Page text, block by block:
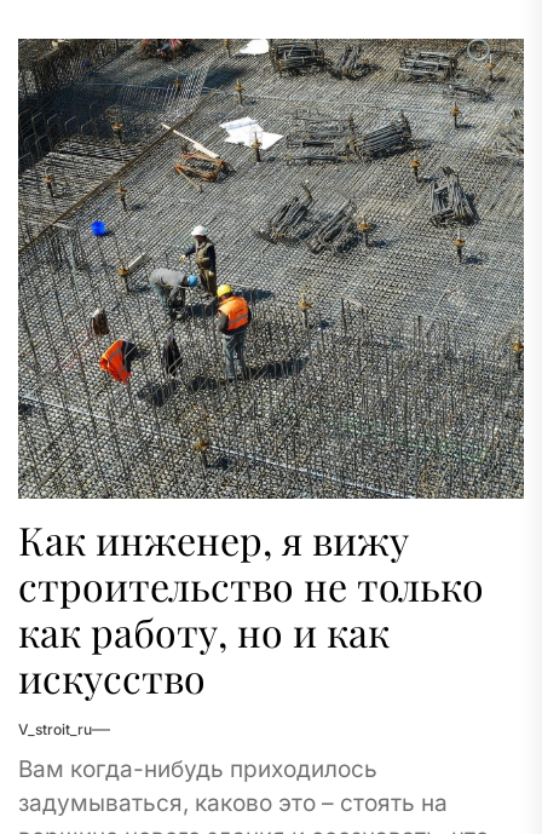
среднем на каждое...
Как инженер, я вижу
строительство не только
как работу, но и как
искусство
V_stroit_ru
Вам когда-нибудь приходилось
задумываться, каково это – стоять на